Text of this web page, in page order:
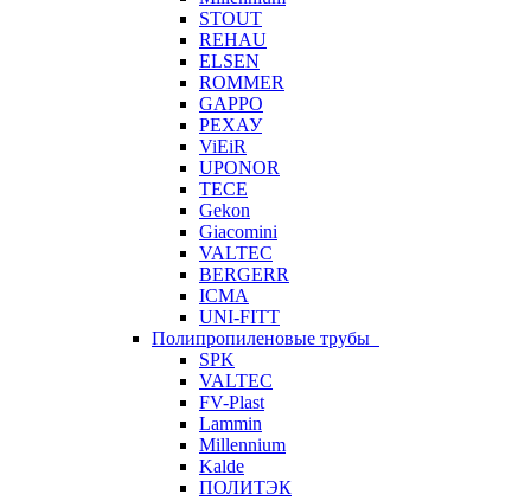
STOUT
REHAU
ELSEN
ROMMER
GAPPO
РЕХАУ
ViEiR
UPONOR
TECE
Gekon
Giacomini
VALTEC
BERGERR
ICMA
UNI-FITT
Полипропиленовые трубы
SPK
VALTEC
FV-Plast
Lammin
Millennium
Kalde
ПОЛИТЭК